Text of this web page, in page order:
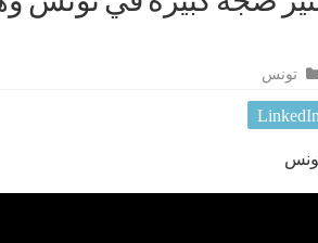
تونس
LinkedIn